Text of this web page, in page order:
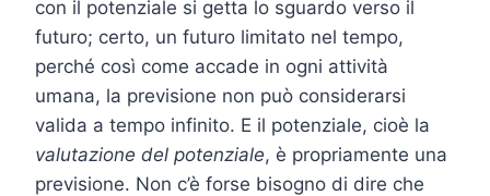
con il potenziale si getta lo sguardo verso il
futuro; certo, un futuro limitato nel tempo,
perché così come accade in ogni attività
umana, la previsione non può considerarsi
valida a tempo infinito. E il potenziale, cioè la
valutazione del potenziale, è propriamente una
previsione. Non c’è forse bisogno di dire che